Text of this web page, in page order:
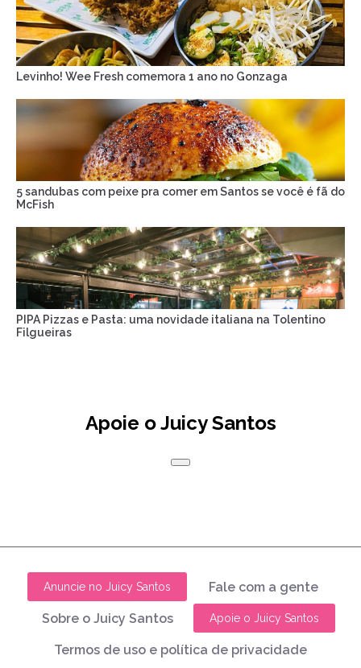
Levinho! Wee Fresh comemora 1 ano no Gonzaga
5 sandubas com peixe pra comer em Santos se você é fã do
McFish
PIPA Pizzas e Pasta: uma novidade italiana na Tolentino
Filgueiras
Apoie o Juicy Santos
Anuncie no Juicy Santos Fale com a gente
Sobre o Juicy Santos Apoie o Juicy Santos
Termos de uso e política de privacidade